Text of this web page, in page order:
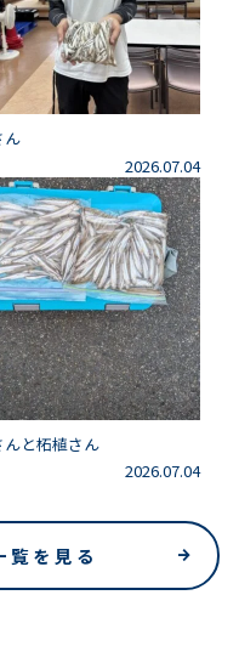
ん
2026.07.04
んと柘植さん
2026.07.04
覧を見る